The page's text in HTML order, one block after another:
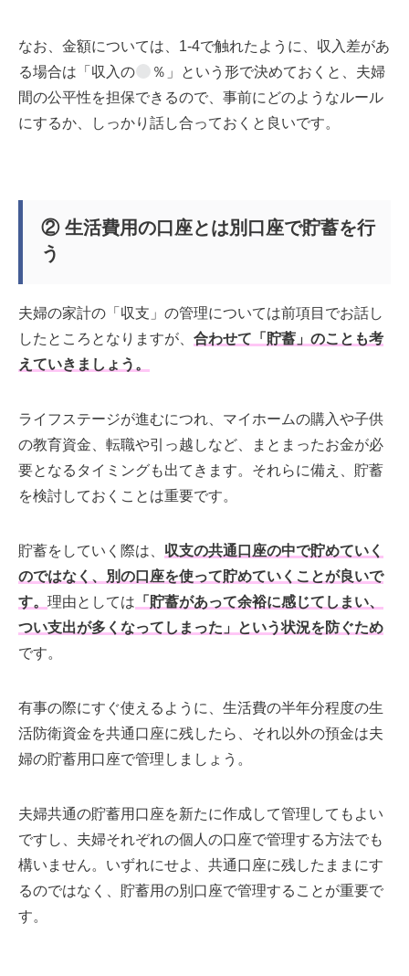
なお、金額については、1-4で触れたように、収入差があ
る場合は「収入の
％」という形で決めておくと、夫婦
間の公平性を担保できるので、事前にどのようなルール
にするか、しっかり話し合っておくと良いです。
② 生活費用の口座とは別口座で貯蓄を行
う
夫婦の家計の「収支」の管理については前項目でお話し
したところとなりますが、 合わせて「貯蓄」のことも考
えていきましょう。
ライフステージが進むにつれ、マイホームの購入や子供
の教育資金、転職や引っ越しなど、まとまったお金が必
要となるタイミングも出てきます。それらに備え、貯蓄
を検討しておくことは重要です。
貯蓄をしていく際は、 収支の共通口座の中で貯めていく
のではなく、別の口座を使って貯めていくことが良いで
す。 理由としては 「貯蓄があって余裕に感じてしまい、
つい支出が多くなってしまった」という状況を防ぐため
です。
有事の際にすぐ使えるように、生活費の半年分程度の生
活防衛資金を共通口座に残したら、それ以外の預金は夫
婦の貯蓄用口座で管理しましょう。
夫婦共通の貯蓄用口座を新たに作成して管理してもよい
ですし、夫婦それぞれの個人の口座で管理する方法でも
構いません。いずれにせよ、共通口座に残したままにす
るのではなく、貯蓄用の別口座で管理することが重要で
す。